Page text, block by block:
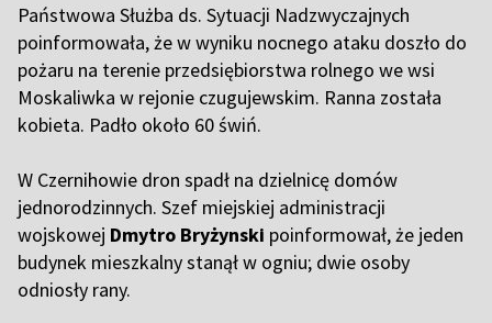
Państwowa Służba ds. Sytuacji Nadzwyczajnych
poinformowała, że w wyniku nocnego ataku doszło do
pożaru na terenie przedsiębiorstwa rolnego we wsi
Moskaliwka w rejonie czugujewskim. Ranna została
kobieta. Padło około 60 świń.
W Czernihowie dron spadł na dzielnicę domów
jednorodzinnych. Szef miejskiej administracji
wojskowej Dmytro Bryżynski poinformował, że jeden
budynek mieszkalny stanął w ogniu; dwie osoby
odniosły rany.